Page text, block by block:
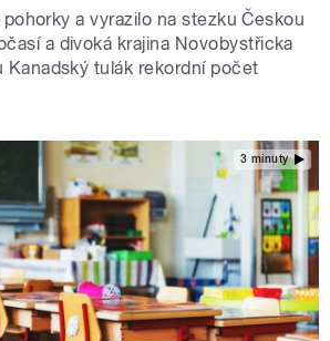
a vyrazilo na stezku Českou
a divoká krajina Novobystřicka
Kanadský tulák rekordní počet
3 minuty